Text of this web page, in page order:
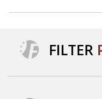
FILTER